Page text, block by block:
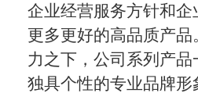
企业经营服务方针和
更多更好的高品质产
力之下，公司系列产
独具个性的专业品牌